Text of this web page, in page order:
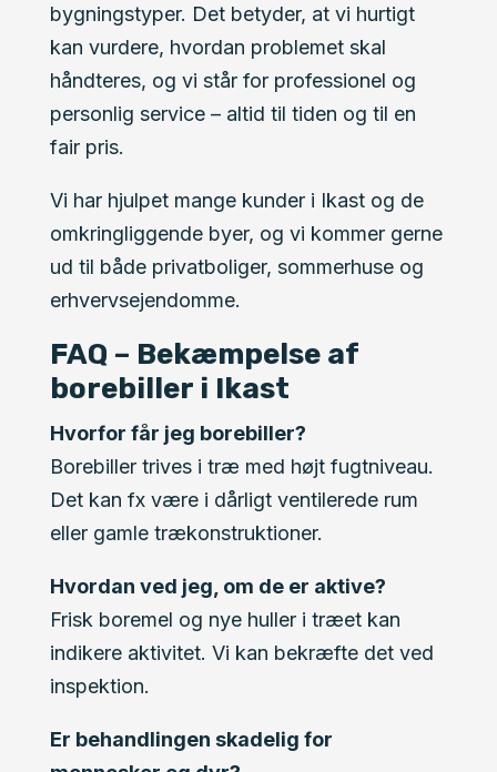
bygningstyper. Det betyder, at vi hurtigt
kan vurdere, hvordan problemet skal
håndteres, og vi står for professionel og
personlig service – altid til tiden og til en
fair pris.
Vi har hjulpet mange kunder i Ikast og de
omkringliggende byer, og vi kommer gerne
ud til både privatboliger, sommerhuse og
erhvervsejendomme.
FAQ – Bekæmpelse af
borebiller i Ikast
Hvorfor får jeg borebiller?
Borebiller trives i træ med højt fugtniveau.
Det kan fx være i dårligt ventilerede rum
eller gamle trækonstruktioner.
Hvordan ved jeg, om de er aktive?
Frisk boremel og nye huller i træet kan
indikere aktivitet. Vi kan bekræfte det ved
inspektion.
Er behandlingen skadelig for